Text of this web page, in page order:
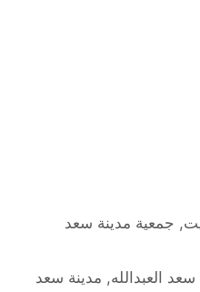
, جمعية مدينة سعد
العبدالله, مدينة سعد